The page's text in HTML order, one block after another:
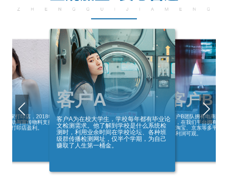
一家打印店，2018年
活动与宣传物料支持
其打印店盈利。
客户A
客户A为在校大学生，学校每年都有毕业论
文检测需求。他了解到学校是什么系统检
测时，利用业余时间在学校论坛、各种班
级群传播检测网址，仅半个学期，为自己
赚取了人生第一桶金。
客户B
客户B团队拥有电商经
作，在我们平台拥有多
在淘宝、京东等多平台
年利润可观。